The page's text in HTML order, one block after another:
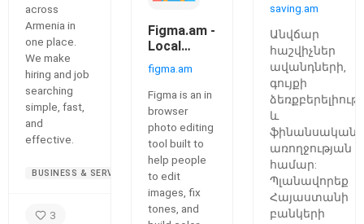
across
Armenia in
one place.
We make
hiring and job
searching
simple, fast,
and
effective.
BUSINESS & SERVICES
3
Figma.am -
Local
Image
Editor &
Palette
Builder
figma.am
Figma is an in
browser
photo editing
tool built to
help people
to edit
images, fix
tones, and
համար
saving.am
Անվճար
հաշվիչներ
ավանդների,
գույքի
և
ֆինանսական
առողջության
համար:
Պլանավորեք
Հայաստանի
բանկերի